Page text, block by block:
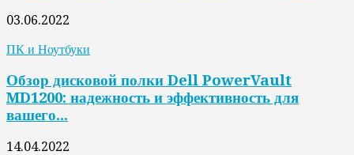
03.06.2022
ПК и Ноутбуки
Обзор дисковой полки Dell PowerVault
MD1200: надежность и эффективность для
вашего...
14.04.2022